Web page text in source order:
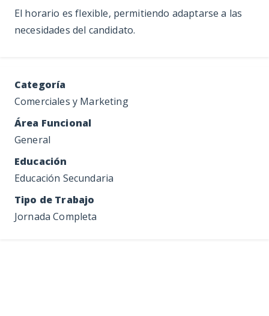
El horario es flexible, permitiendo adaptarse a las
necesidades del candidato.
Categoría
Comerciales y Marketing
Área Funcional
General
Educación
Educación Secundaria
Tipo de Trabajo
Jornada Completa